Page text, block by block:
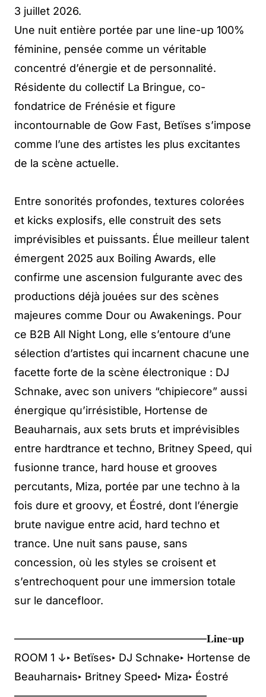
3 juillet 2026.
Une nuit entière portée par une line-up 100%
féminine, pensée comme un véritable
concentré d’énergie et de personnalité.
Résidente du collectif La Bringue, co-
fondatrice de Frénésie et figure
incontournable de Gow Fast, Betïses s’impose
comme l’une des artistes les plus excitantes
de la scène actuelle.
Entre sonorités profondes, textures colorées
et kicks explosifs, elle construit des sets
imprévisibles et puissants. Élue meilleur talent
émergent 2025 aux Boiling Awards, elle
confirme une ascension fulgurante avec des
productions déjà jouées sur des scènes
majeures comme Dour ou Awakenings. Pour
ce B2B All Night Long, elle s’entoure d’une
sélection d’artistes qui incarnent chacune une
facette forte de la scène électronique : DJ
Schnake, avec son univers “chipiecore” aussi
énergique qu’irrésistible, Hortense de
Beauharnais, aux sets bruts et imprévisibles
entre hardtrance et techno, Britney Speed, qui
fusionne trance, hard house et grooves
percutants, Miza, portée par une techno à la
fois dure et groovy, et Éostré, dont l’énergie
brute navigue entre acid, hard techno et
trance. Une nuit sans pause, sans
concession, où les styles se croisent et
s’entrechoquent pour une immersion totale
sur le dancefloor.
——————————————————𝐋𝐢𝐧𝐞-𝐮𝐩
ROOM 1 ↓‣ Betïses‣ DJ Schnake‣ Hortense de
Beauharnais‣ Britney Speed‣ Miza‣ Éostré